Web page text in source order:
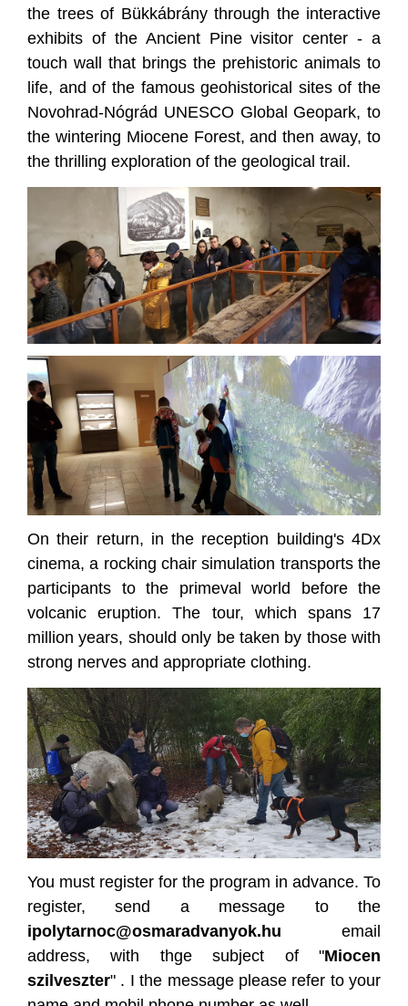
the trees of Bükkábrány through the interactive
exhibits of the Ancient Pine visitor center - a
touch wall that brings the prehistoric animals to
life, and of the famous geohistorical sites of the
Novohrad-Nógrád UNESCO Global Geopark, to
the wintering Miocene Forest, and then away, to
the thrilling exploration of the geological trail.
On their return, in the reception building's 4Dx
cinema, a rocking chair simulation transports the
participants to the primeval world before the
volcanic eruption. The tour, which spans 17
million years, should only be taken by those with
strong nerves and appropriate clothing.
You must register for the program in advance. To
register, send a message to the
ipolytarnoc@osmaradvanyok.hu email
address, with thge subject of "Miocen
szilveszter" . I the message please refer to your